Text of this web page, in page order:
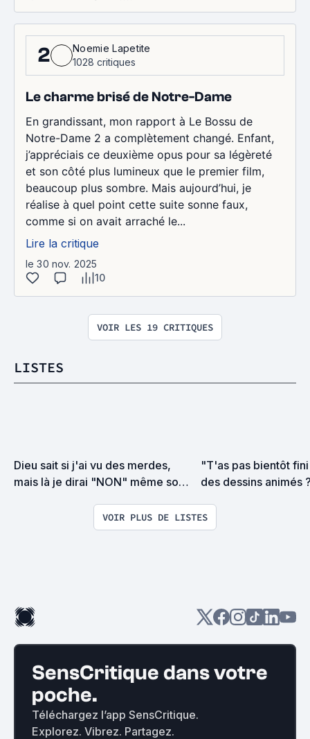
2
Noemie Lapetite
1028 critiques
Le charme brisé de Notre-Dame
En grandissant, mon rapport à Le Bossu de
Notre-Dame 2 a complètement changé. Enfant,
j’appréciais ce deuxième opus pour sa légèreté
et son côté plus lumineux que le premier film,
beaucoup plus sombre. Mais aujourd’hui, je
réalise à quel point cette suite sonne faux,
comme si on avait arraché le...
Lire la critique
le 30 nov. 2025
10
VOIR LES 19 CRITIQUES
LISTES
Dieu sait si j'ai vu des merdes,
mais là je dirai "NON" même sous
"T'as pas bientôt
des dessins animés
VOIR PLUS DE LISTES
SensCritique dans votre
poche.
Téléchargez l’app SensCritique.
Explorez. Vibrez. Partagez.